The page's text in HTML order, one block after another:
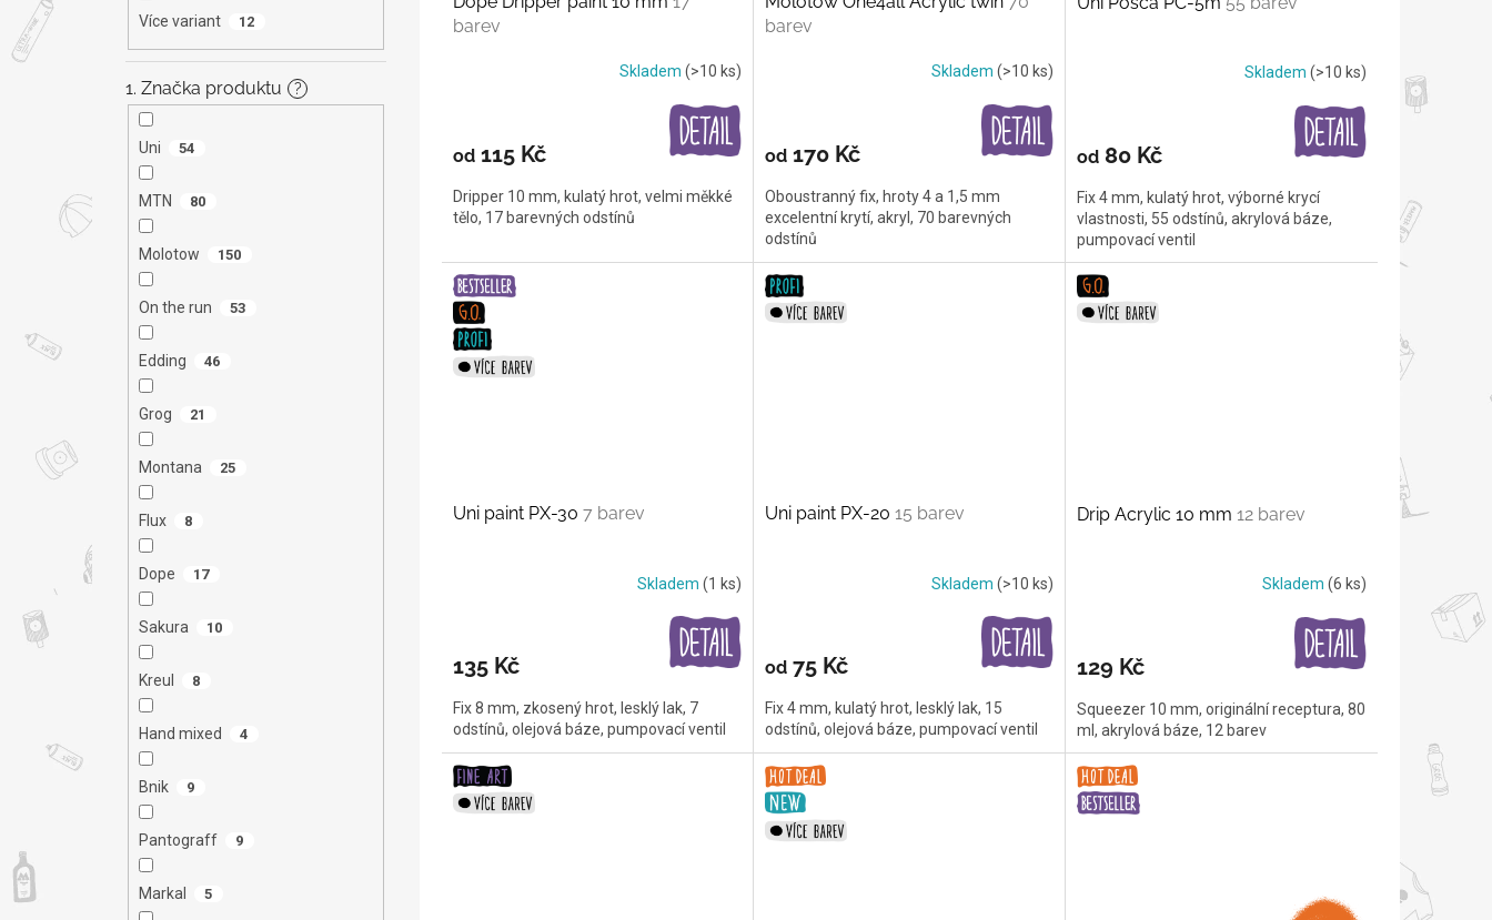
Více variant 12
1. Značka produktu ?
Uni 54
MTN 80
Molotow 150
On the run 53
Edding 46
Grog 21
Montana 25
Flux 8
Dope 17
Sakura 10
Kreul 8
Hand mixed 4
Bnik 9
Pantograff 9
Markal 5
barev
Skladem (>10 ks)
od 115 Kč
Dripper 10 mm, kulatý hrot, velmi měkké
tělo, 17 barevných odstínů
barev
Skladem (>10 ks)
od170 Kč
Oboustranný fix, hroty 4 a 1,5 mm
excelentní krytí, akryl, 70 barevných
odstínů
Skladem (>10 ks)
od80 Kč
Fix 4 mm, kulatý hrot, výborné krycí
vlastnosti, 55 odstínů, akrylová báze,
pumpovací ventil
Uni paint PX-30 7 barev
Skladem (1 ks)
135 Kč
Fix 8 mm, zkosený hrot, lesklý lak, 7
odstínů, olejová báze, pumpovací ventil
Uni paint PX-20 15 barev
Skladem (>10 ks)
od75 Kč
Fix 4 mm, kulatý hrot, lesklý lak, 15
odstínů, olejová báze, pumpovací ventil
Drip Acrylic 10 mm 12 barev
Skladem (6 ks)
129 Kč
Squeezer 10 mm, originální receptura, 80
ml, akrylová báze, 12 barev